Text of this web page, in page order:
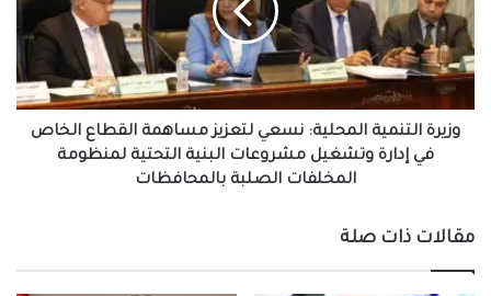
لتعزيز
مساهمة
القطاع
الخاص
في
إدارة
وتشغيل
لمنظومة
المخلفات
الصلبة
وزيرة التنمية المحلية: نسعي لتعزيز مساهمة القطاع الخاص
في إدارة وتشغيل مشروعات البنية التحتية لمنظومة
المخلفات الصلبة بالمحافظات
مقالات ذات صلة